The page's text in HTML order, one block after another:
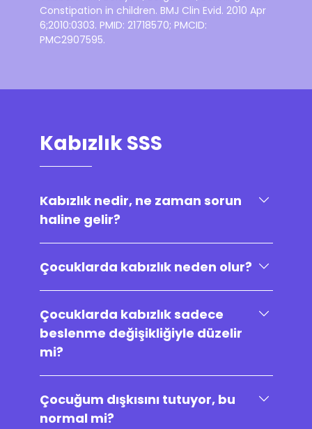
Constipation in children. BMJ Clin Evid. 2010 Apr
6;2010:0303. PMID: 21718570; PMCID:
PMC2907595.
Kabızlık SSS
Kabızlık nedir, ne zaman sorun
haline gelir?
Çocuklarda kabızlık neden olur?
Çocuklarda kabızlık sadece
beslenme değişikliğiyle düzelir
mi?
Çocuğum dışkısını tutuyor, bu
normal mi?